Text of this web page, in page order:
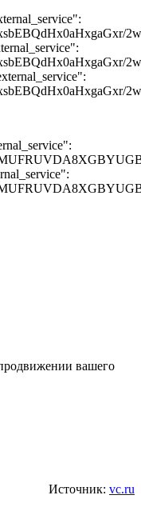
вашего
Источник: vc.ru